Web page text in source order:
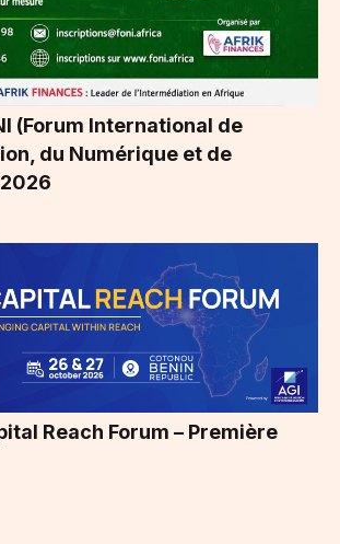
(Forum International de
du Numérique et de
Reach Forum – Première